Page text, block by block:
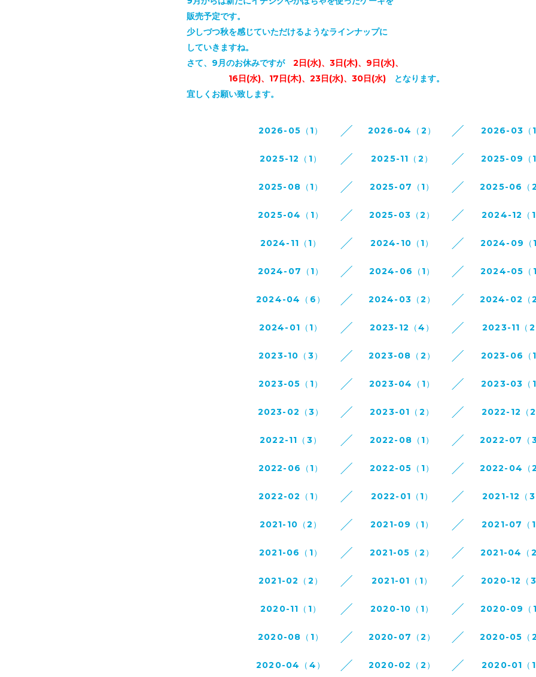
販売予定です。
少しづつ秋を感じていただけるようなラインナップに
していきますね。
さて、9月のお休みですが 2日(水)、3日(木)、9日(水)、
16日(水)、17日(木)、23日(水)、30日(水) となります。
宜しくお願い致します。
2026-05（1） 2026-04（2） 2026-03（1
2025-12（1） 2025-11（2） 2025-09（1
2025-08（1） 2025-07（1） 2025-06（2
2025-04（1） 2025-03（2） 2024-12（1
2024-11（1） 2024-10（1） 2024-09（1
2024-07（1） 2024-06（1） 2024-05（1
2024-04（6） 2024-03（2） 2024-02（2
2024-01（1） 2023-12（4） 2023-11（2
2023-10（3） 2023-08（2） 2023-06（1
2023-05（1） 2023-04（1） 2023-03（1
2023-02（3） 2023-01（2） 2022-12（2
2022-11（3） 2022-08（1） 2022-07（3
2022-06（1） 2022-05（1） 2022-04（2
2022-02（1） 2022-01（1） 2021-12（3
2021-10（2） 2021-09（1） 2021-07（1
2021-06（1） 2021-05（2） 2021-04（2
2021-02（2） 2021-01（1） 2020-12（3
2020-11（1） 2020-10（1） 2020-09（1
2020-08（1） 2020-07（2） 2020-05（2
2020-04（4） 2020-02（2） 2020-01（1